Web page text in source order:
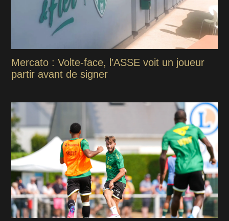
Mercato : Volte-face, l’ASSE voit un joueur
partir avant de signer